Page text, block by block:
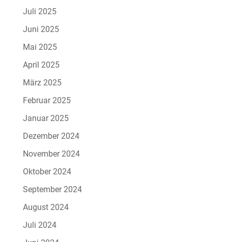
Juli 2025
Juni 2025
Mai 2025
April 2025
März 2025
Februar 2025
Januar 2025
Dezember 2024
November 2024
Oktober 2024
September 2024
August 2024
Juli 2024